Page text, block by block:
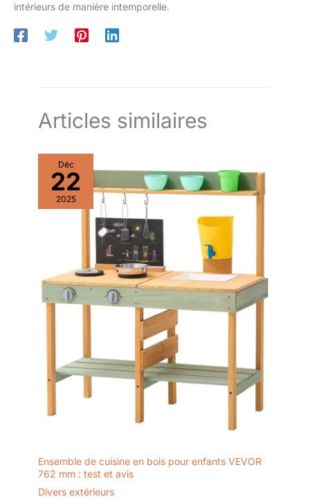
intérieurs de manière intemporelle.
Articles similaires
Déc
22
2025
Ensemble de cuisine en bois pour enfants VEVOR
762 mm : test et avis
Divers extérieurs